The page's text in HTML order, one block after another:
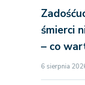
śmierci
– co
6 sierpnia